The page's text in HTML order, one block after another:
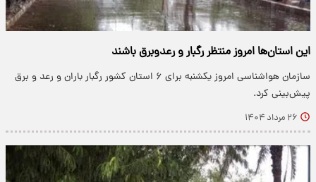
این استان‌ها امروز منتظر رگبار و رعدوبرق باشند
سازمان هواشناسی امروز یکشنبه برای ۶ استان کشور رگبار باران و رعد و برق
پیش‌بینی کرد.
۲۶ مرداد ۱۴۰۴